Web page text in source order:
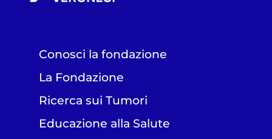
Conosci la fondazione
La Fondazione
Ricerca sui Tumori
Educazione alla Salute